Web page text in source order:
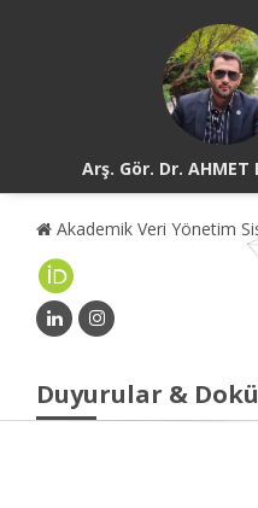
Arş. Gör. Dr. AHMET
Akademik Veri Yönetim
Duyurular &